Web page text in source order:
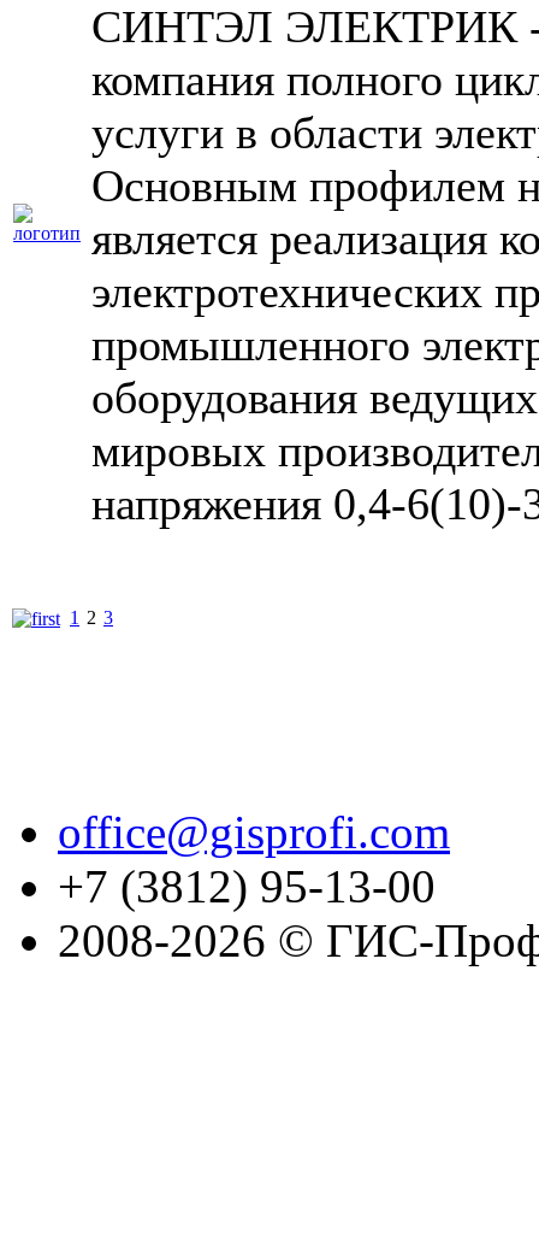
СИНТЭЛ ЭЛЕКТРИК -
компания полного
услуги в области
Основным профилем
является реализация
электротехнических
промышленного
оборудования
мировых
напряжения 0,4-6(10)-
1 2 3
office@gisprofi.com
+7 (3812) 95-13-00
2008-2026 © ГИС-